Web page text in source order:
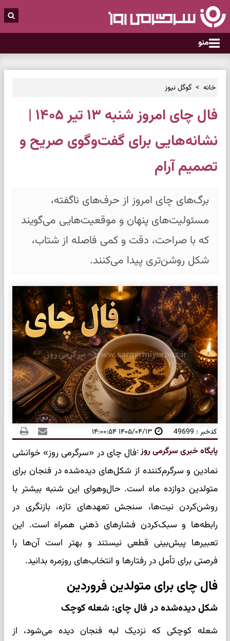
منو
خانه گوگل نیوز
فال چای امروز شنبه ۱۳ تیر ۱۴۰۵ |
نشانه‌هایی برای گفت‌وگوی صریح و
تصمیم آرام
برگ‌های چای امروز از حرف‌های ناگفته،
مسئولیت‌های پنهان و موقعیت‌هایی می‌گویند
که با صراحت، دقت و کمی فاصله از شتاب،
شکل روشن‌تری پیدا می‌کنند.
کدخبر : 49699 ۱۴۰۵/۰۴/۱۳ ۱۴:۰۰:۵۴
پایگاه خبری سرگرمی روز:فال چای در «سرگرمی روز» خوانشی
نمادین و سرگرم‌کننده از شکل‌های دیده‌شده در فنجان برای
متولدین دوازده ماه است. حال‌وهوای این شنبه بیشتر با
روشن‌کردن نیت‌ها، سنجش تعهدهای تازه، بازنگری در
رابطه‌ها و سبک‌کردن فشارهای ذهنی همراه است. این
تعبیرها پیش‌بینی قطعی نیستند و بهتر است آن‌ها را
فرصتی برای تأمل در رفتارها و انتخاب‌های روزمره بدانید.
فال چای برای متولدین فروردین
شکل دیده‌شده در فال چای: شعله کوچک
شعله کوچکی که نزدیک لبه فنجان دیده می‌شود، از